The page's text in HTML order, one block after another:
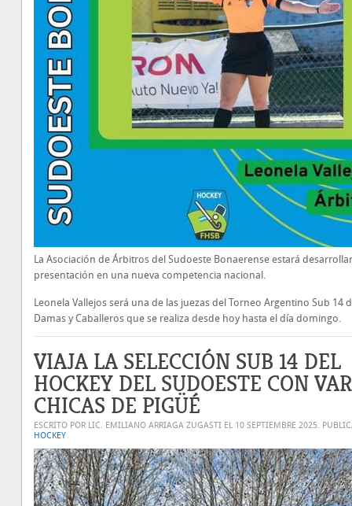
La Asociación de Árbitros del Sudoeste Bonaerense estará
presentación en una nueva competencia nacional.
Leonela Vallejos será una de las juezas del Torneo Argentino Sub 14
Damas y Caballeros que se realiza desde hoy hasta el día domingo.
VIAJA LA SELECCIÓN SUB 14 DEL
HOCKEY DEL SUDOESTE CON
CHICAS DE PIGÜÉ
ESCRITO POR LIC. EMILIANO ARRIAGA ZUGASTI EL 10 SEPTIEMBRE 2025.
HOCKEY